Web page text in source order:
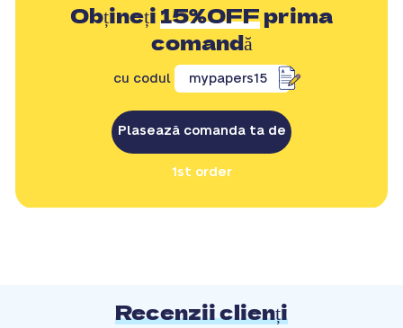
Obțineți15%OFFprima
comandă
cu codul mypapers15
Plasează comanda ta de
1st order
Recenzii clienți